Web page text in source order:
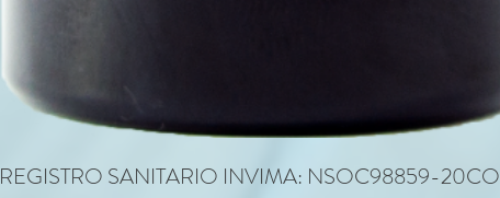
REGISTRO SANITARIO INVIMA: NSOC98859-20CO